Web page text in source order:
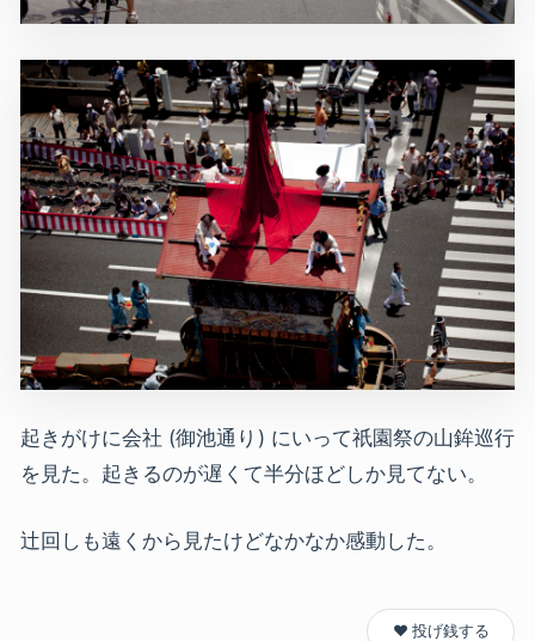
起きがけに会社 (御池通り) にいって祇園祭の山鉾巡行
を見た。起きるのが遅くて半分ほどしか見てない。
辻回しも遠くから見たけどなかなか感動した。
❤️ 投げ銭する